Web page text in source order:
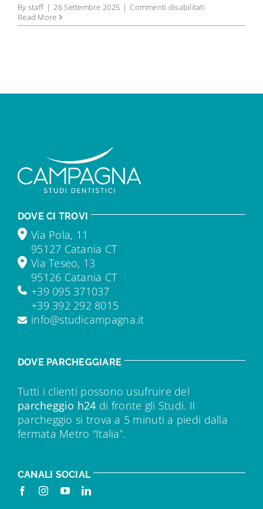
By staff | 26 Settembre 2025 | Commenti disabilitati
computer
Read More
DOVE CI TROVI
Via Pola, 11
95127 Catania CT
Via Teseo, 13
95126 Catania CT
+39 095 371037
+39 392 292 8015
info@studicampagna.it
DOVE PARCHEGGIARE
Tutti i clienti possono usufruire del
parcheggio h24 di fronte gli Studi. Il
parcheggio si trova a 5 minuti a piedi dalla
fermata Metro “Italia”.
CANALI SOCIAL